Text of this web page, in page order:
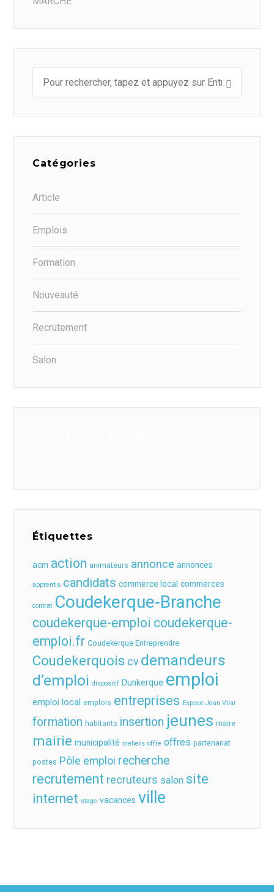
Catégories
Article
Emplois
Formation
Nouveauté
Recrutement
Salon
Étiquettes
acm action animateurs annonce annonces
apprentis candidats commerce local commerces
contrat Coudekerque-Branche
coudekerque-emploi coudekerque-
emploi.fr Coudekerque Entreprendre
Coudekerquois cv demandeurs
d’emploi dispositif Dunkerque emploi
emploi local emplois entreprises Espace Jean Vilar
formation habitants insertion jeunes maire
mairie municipalité métiers offre offres partenariat
postes Pôle emploi recherche
recrutement recruteurs salon site
internet stage vacances ville